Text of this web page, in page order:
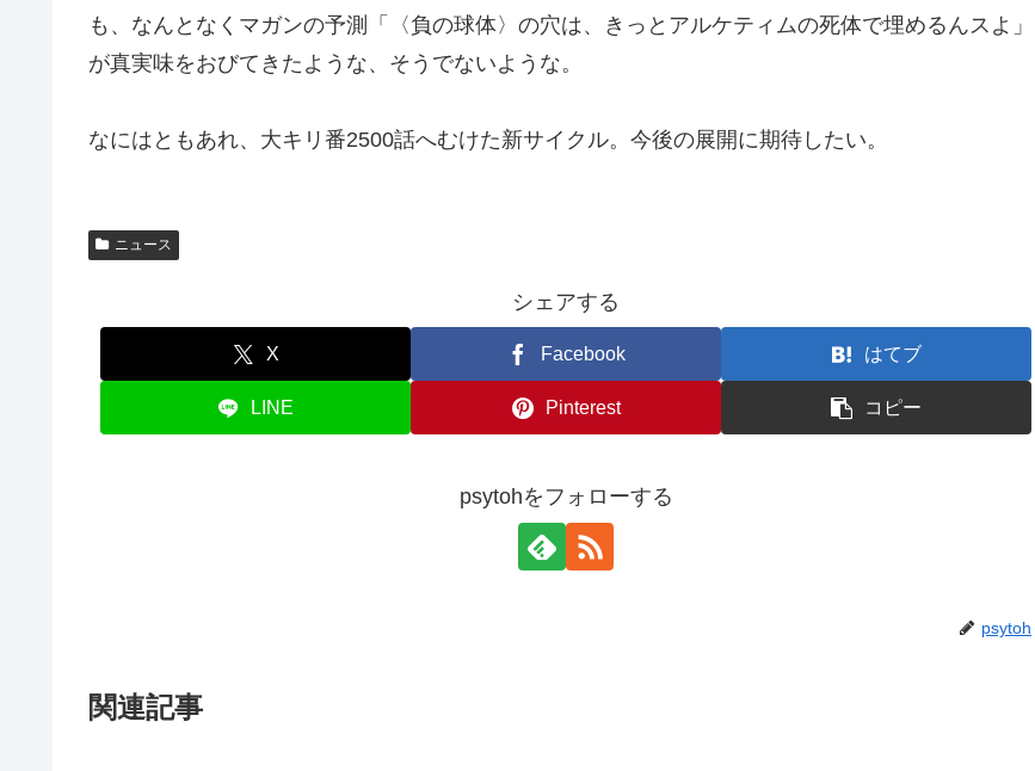
も、なんとなくマガンの予測「〈負の球体〉の穴は、きっとアルケティムの死体で埋めるんスよ」
が真実味をおびてきたような、そうでないような。
なにはともあれ、大キリ番2500話へむけた新サイクル。今後の展開に期待したい。
ニュース
シェアする
X Facebook はてブ
LINE Pinterest コピー
psytohをフォローする
psytoh
関連記事